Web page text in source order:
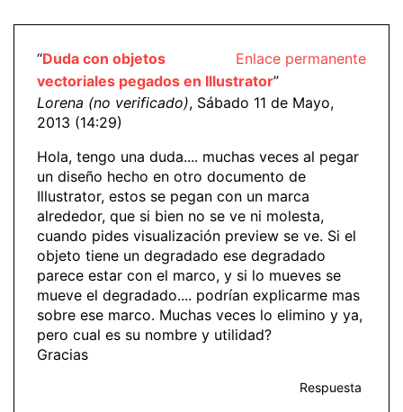
Enlace permanente
“Duda con objetos
vectoriales pegados en Illustrator”
Lorena (no verificado), Sábado 11 de Mayo,
2013 (14:29)
Hola, tengo una duda.... muchas veces al pegar
un diseño hecho en otro documento de
Illustrator, estos se pegan con un marca
alrededor, que si bien no se ve ni molesta,
cuando pides visualización preview se ve. Si el
objeto tiene un degradado ese degradado
parece estar con el marco, y si lo mueves se
mueve el degradado.... podrían explicarme mas
sobre ese marco. Muchas veces lo elimino y ya,
pero cual es su nombre y utilidad?
Gracias
Respuesta